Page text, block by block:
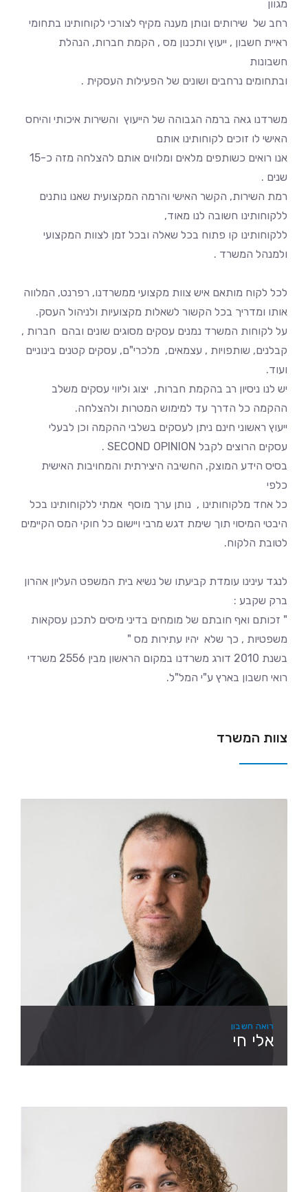
מגוון
רחב של שירותים ונותן מענה מקיף לצורכי לקוחותינו בתחומי
ראיית חשבון , ייעוץ ותכנון מס , הקמת חברות, הנהלת
חשבונות
ובתחומים נרחבים ושונים של הפעילות העסקית .
משרדנו גאה ברמה הגבוהה של הייעוץ והשירות איכותי והיחס
האישי לו זוכים לקוחותינו אותם
אנו רואים כשותפים מלאים ומלווים אותם להצלחה מזה כ-15
שנים .
רמת השירות, הקשר האישי והרמה המקצועית שאנו נותנים
ללקוחותינו חשובה לנו מאוד,
ללקוחותינו קו פתוח בכל שאלה ובכל זמן לצוות המקצועי
ולמנהל המשרד .
לכל לקוח מותאם איש צוות מקצועי ממשרדנו, רפרנט, המלווה
אותו ומדריך בכל הקשור לשאלות מקצועיות ולניהול העסק.
על לקוחות המשרד נמנים עסקים מסוגים שונים ובהם חברות ,
קבלנים, שותפויות , עצמאים, מלכרי"ם, עסקים קטנים בינוניים
ועוד.
יש לנו ניסיון רב בהקמת חברות, יצוג וליווי עסקים משלב
ההקמה כל הדרך עד למימוש המטרות ולהצלחה.
ייעוץ ראשוני חינם ניתן לעסקים בשלבי ההקמה וכן לבעלי
עסקים הרוצים לקבל SECOND OPINION .
בסיס הידע המוצק, החשיבה היצירתית והמחויבות האישית
כלפי
כל אחד מלקוחותינו , נותן ערך מוסף אמתי ללקוחותינו בכל
היבטי המיסוי תוך שימת דגש מרבי ויישום כל חוקי המס הקיימים
לטובת הלקוח.
לנגד עינינו עומדת קביעתו של נשיא בית המשפט העליון אהרון
ברק שקבע :
" זכותם ואף חובתם של מומחים בדיני מיסים לתכנן עסקאות
משפטיות , כך שלא יהיו עתירות מס "
בשנת 2010 דורג משרדנו במקום הראשון מבין 2556 משרדי
רואי חשבון בארץ ע"י המל"ל.
צוות המשרד
רואה חשבון
אלי חי